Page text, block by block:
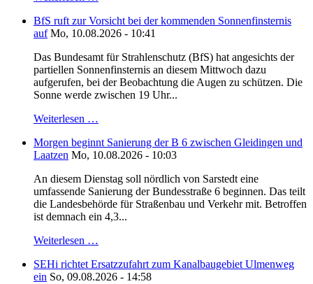
BfS ruft zur Vorsicht bei der kommenden Sonnenfinsternis
auf Mo, 10.08.2026 - 10:41
Das Bundesamt für Strahlenschutz (BfS) hat angesichts der
partiellen Sonnenfinsternis an diesem Mittwoch dazu
aufgerufen, bei der Beobachtung die Augen zu schützen. Die
Sonne werde zwischen 19 Uhr...
Weiterlesen …
Morgen beginnt Sanierung der B 6 zwischen Gleidingen und
Laatzen Mo, 10.08.2026 - 10:03
An diesem Dienstag soll nördlich von Sarstedt eine
umfassende Sanierung der Bundesstraße 6 beginnen. Das teilt
die Landesbehörde für Straßenbau und Verkehr mit. Betroffen
ist demnach ein 4,3...
Weiterlesen …
SEHi richtet Ersatzzufahrt zum Kanalbaugebiet Ulmenweg
ein So, 09.08.2026 - 14:58